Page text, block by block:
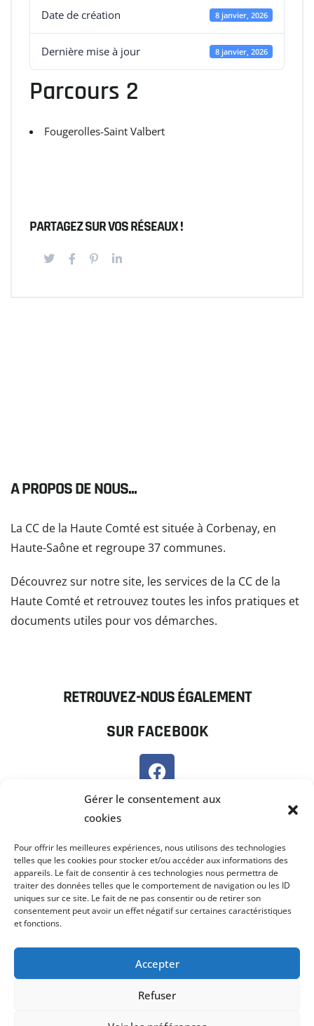
Gérer le consentement aux
cookies
Pour offrir les meilleures expériences, nous utilisons des technologies
telles que les cookies pour stocker et/ou accéder aux informations des
appareils. Le fait de consentir à ces technologies nous permettra de
traiter des données telles que le comportement de navigation ou les ID
uniques sur ce site. Le fait de ne pas consentir ou de retirer son
consentement peut avoir un effet négatif sur certaines caractéristiques
et fonctions.
Accepter
Refuser
Date de création 8 janvier, 2026
Dernière mise à jour 8 janvier, 2026
Parcours 2
Fougerolles-Saint Valbert
PARTAGEZ SUR VOS RÉSEAUX !
A PROPOS DE NOUS...
La CC de la Haute Comté est située à Corbenay, en
Haute-Saône et regroupe 37 communes.
Découvrez sur notre site, les services de la CC de la
Haute Comté et retrouvez toutes les infos pratiques et
documents utiles pour vos démarches.
RETROUVEZ-NOUS ÉGALEMENT
SUR FACEBOOK
SUR PANNEAU POCKET
©2022 COMMUNAUTÉ DE COMMUNES DE LA HAUTE COMTÉ